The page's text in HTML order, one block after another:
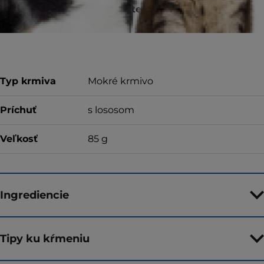
Za kvalitu, konzistenciu a chuť alebo za
vrátenie peňazí
Typ krmiva Mokré krmivo
Príchuť s lososom
Veľkosť 85 g
Ingrediencie
Tipy ku kŕmeniu